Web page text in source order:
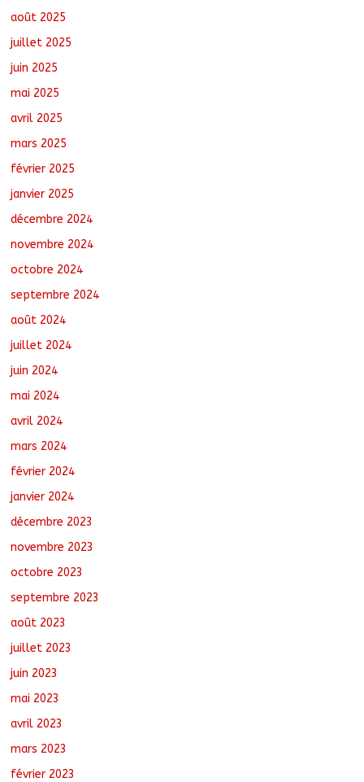
août 2025
juillet 2025
juin 2025
mai 2025
avril 2025
mars 2025
février 2025
janvier 2025
décembre 2024
novembre 2024
octobre 2024
septembre 2024
août 2024
juillet 2024
juin 2024
mai 2024
avril 2024
mars 2024
février 2024
janvier 2024
décembre 2023
novembre 2023
octobre 2023
septembre 2023
août 2023
juillet 2023
juin 2023
mai 2023
avril 2023
mars 2023
février 2023